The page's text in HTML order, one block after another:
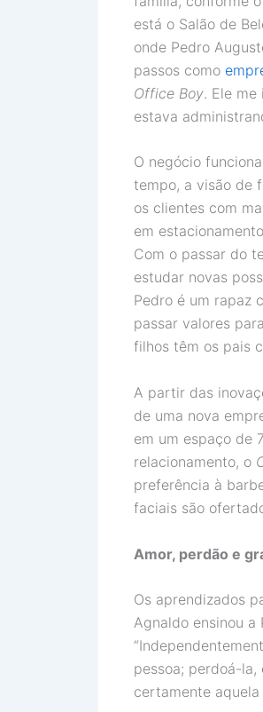
está o Salão de
onde Pedro
passos como
Office Boy. Ele
estava
O negócio
tempo, a visão de
os clientes com
em
Com o passar do
estudar novas
Pedro é um rapaz
passar valores
filhos têm os pais
A partir das
de uma nova
em um espaço de
relacionamento, o
preferência à
faciais são
Amor, perdão e
Os aprendizados
Agnaldo ensinou
pessoa; perdoá-
certamente